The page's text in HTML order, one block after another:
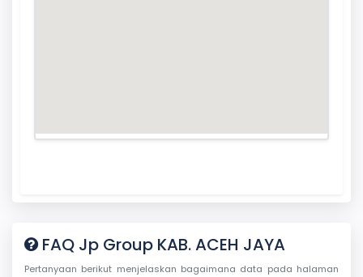
FAQ Jp Group KAB. ACEH JAYA
Pertanyaan berikut menjelaskan bagaimana data pada halaman